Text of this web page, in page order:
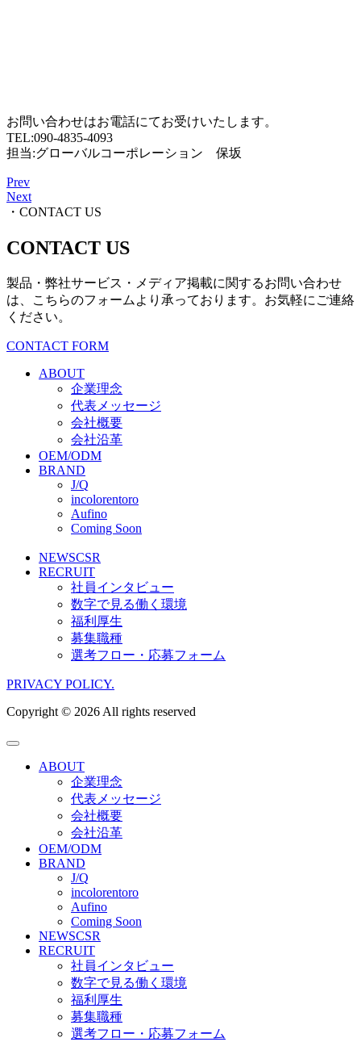
お問い合わせはお電話にてお受けいたします。
TEL:090-4835-4093
担当:グローバルコーポレーション 保坂
Prev
Next
・CONTACT US
CONTACT US
製品・弊社サービス・メディア掲載に関するお問い合わせ
は、こちらのフォームより承っております。お気軽にご連絡
ください。
CONTACT FORM
ABOUT
企業理念
代表メッセージ
会社概要
会社沿革
OEM/ODM
BRAND
J/Q
incolorentoro
Aufino
Coming Soon
NEWSCSR
RECRUIT
社員インタビュー
数字で見る働く環境
福利厚生
募集職種
選考フロー・応募フォーム
PRIVACY POLICY.
Copyright © 2026 All rights reserved
ABOUT
企業理念
代表メッセージ
会社概要
会社沿革
OEM/ODM
BRAND
J/Q
incolorentoro
Aufino
Coming Soon
NEWSCSR
RECRUIT
社員インタビュー
数字で見る働く環境
福利厚生
募集職種
選考フロー・応募フォーム